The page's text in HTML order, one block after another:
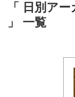
「 日別ア
」 一覧